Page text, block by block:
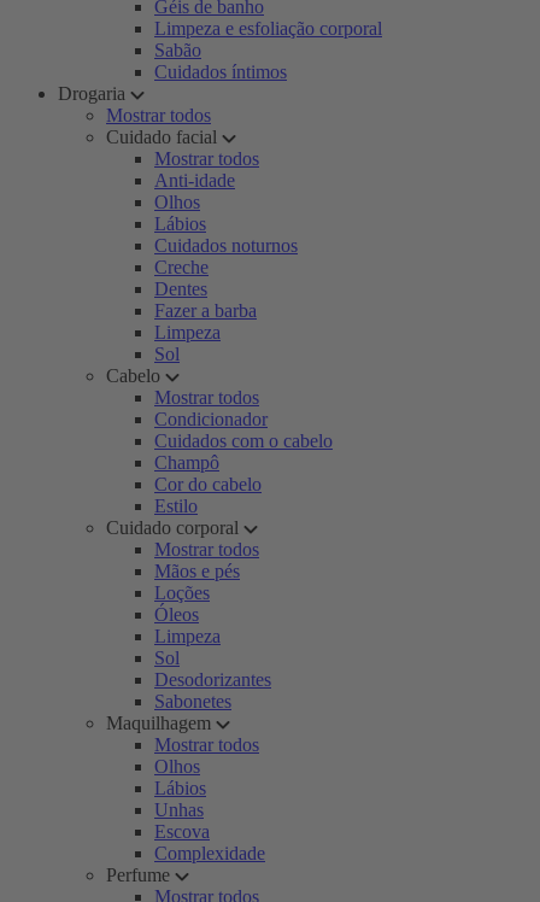
Géis de banho
Limpeza e esfoliação corporal
Sabão
Cuidados íntimos
Drogaria
Mostrar todos
Cuidado facial
Mostrar todos
Anti-idade
Olhos
Lábios
Cuidados noturnos
Creche
Dentes
Fazer a barba
Limpeza
Sol
Cabelo
Mostrar todos
Condicionador
Cuidados com o cabelo
Champô
Cor do cabelo
Estilo
Cuidado corporal
Mostrar todos
Mãos e pés
Loções
Óleos
Limpeza
Sol
Desodorizantes
Sabonetes
Maquilhagem
Mostrar todos
Olhos
Lábios
Unhas
Escova
Complexidade
Perfume
Mostrar todos